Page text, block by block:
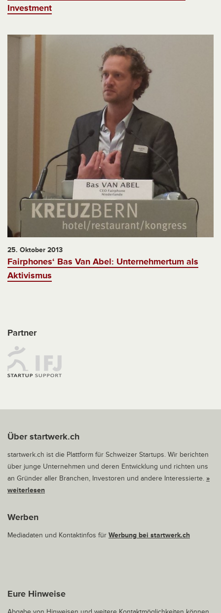
Investment
25. Oktober 2013
Fairphones‘ Bas Van Abel: Unternehmertum als
Aktivismus
Partner
Über startwerk.ch
startwerk.ch ist die Plattform für Schweizer Startups. Wir berichten
über junge Unternehmen und deren Entwicklung und richten uns
an Gründer aller Branchen, Investoren und andere Interessierte. »
weiterlesen
Werben
Mediadaten und Kontaktinfos für Werbung bei startwerk.ch
Eure Hinweise